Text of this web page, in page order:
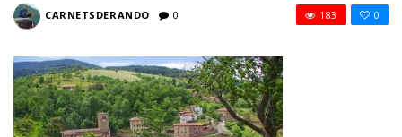
CARNETSDERANDO 0 0
183